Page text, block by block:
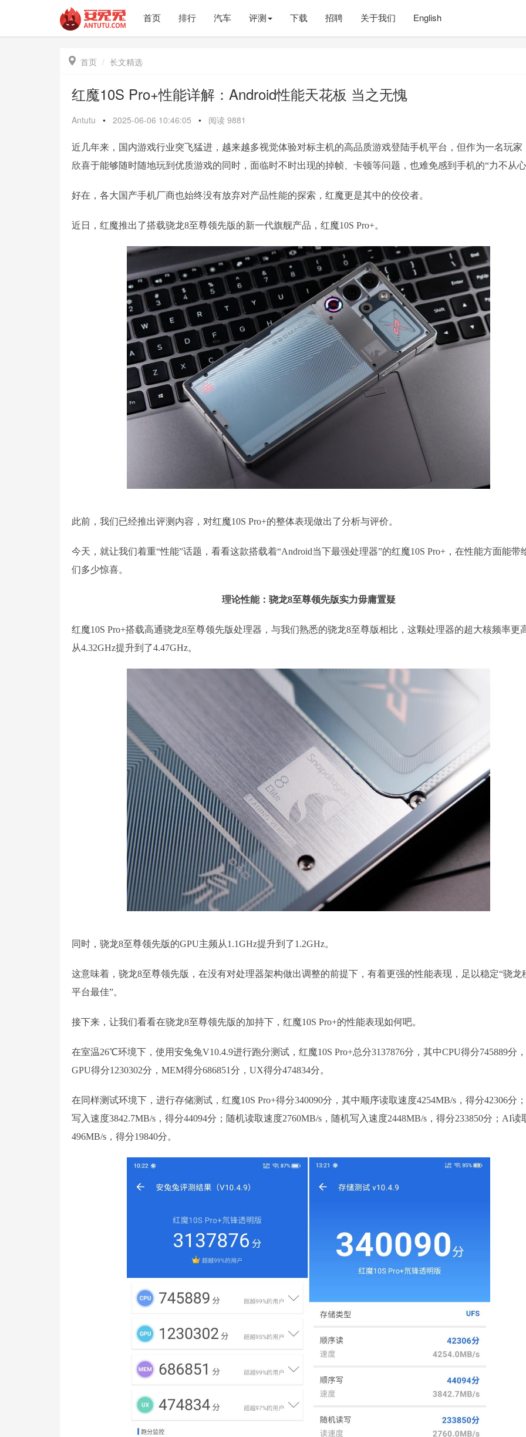
首页 排行 汽车 评测 下载 招聘 关于我们 English
 首页 长文精选
红魔10S Pro+性能详解：Android性能天花板 当之无愧
Antutu • 2025-06-06 10:46:05 • 阅读 9881
近几年来，国内游戏行业突飞猛进，越来越多视觉体验对标主机的高品质游戏登陆手机平台，但作为一名玩家
欣喜于能够随时随地玩到优质游戏的同时，面临时不时出现的掉帧、卡顿等问题，也难免感到手机的“力不从
好在，各大国产手机厂商也始终没有放弃对产品性能的探索，红魔更是其中的佼佼者。
近日，红魔推出了搭载骁龙8至尊领先版的新一代旗舰产品，红魔10S Pro+。
此前，我们已经推出评测内容，对红魔10S Pro+的整体表现做出了分析与评价。
今天，就让我们着重“性能”话题，看看这款搭载着“Android当下最强处理器”的红魔10S Pro+，在性能方面能带
们多少惊喜。
理论性能：骁龙8至尊领先版实力毋庸置疑
红魔10S Pro+搭载高通骁龙8至尊领先版处理器，与我们熟悉的骁龙8至尊版相比，这颗处理器的超大核频率更
从4.32GHz提升到了4.47GHz。
同时，骁龙8至尊领先版的GPU主频从1.1GHz提升到了1.2GHz。
这意味着，骁龙8至尊领先版，在没有对处理器架构做出调整的前提下，有着更强的性能表现，足以稳定“骁龙
平台最佳”。
接下来，让我们看看在骁龙8至尊领先版的加持下，红魔10S Pro+的性能表现如何吧。
在室温26℃环境下，使用安兔兔V10.4.9进行跑分测试，红魔10S Pro+总分3137876分，其中CPU得分745889分，
GPU得分1230302分，MEM得分686851分，UX得分474834分。
在同样测试环境下，进行存储测试，红魔10S Pro+得分340090分，其中顺序读取速度4254MB/s，得分42306分
写入速度3842.7MB/s，得分44094分；随机读取速度2760MB/s，随机写入速度2448MB/s，得分233850分；AI读
496MB/s，得分19840分。